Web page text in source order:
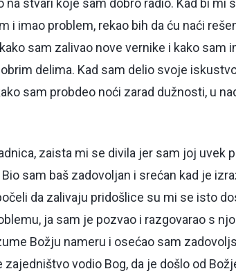
na stvari koje sam dobro radio. Kad bi mi
i imao problem, rekao bih da ću naći
sam zalivao nove vernike i kako sam
delima. Kad sam delio svoje
sam probdeo noći zarad dužnosti, u
zaista mi se divila jer sam joj uvek
sam baš zadovoljan i srećan kad je
da zalivaju pridošlice su mi se isto
ja sam je pozvao i razgovarao s
Božju nameru i osećao sam
vodio Bog, da je došlo od